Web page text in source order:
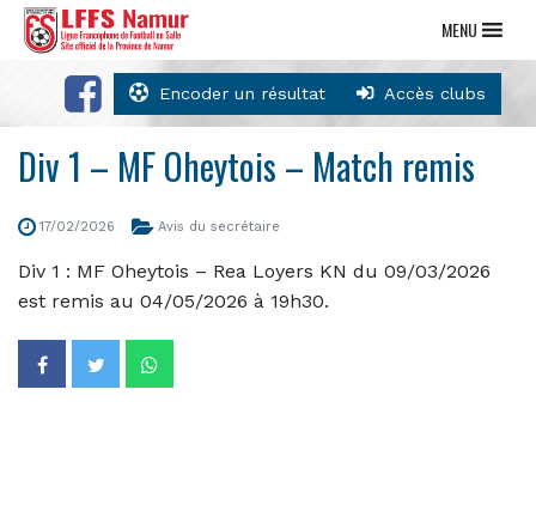
Encoder un résultat Accès clubs
MENU
Div 1 – MF Oheytois – Match remis
17/02/2026 Avis du secrétaire
Div 1 : MF Oheytois – Rea Loyers KN du 09/03/2026
est remis au 04/05/2026 à 19h30.